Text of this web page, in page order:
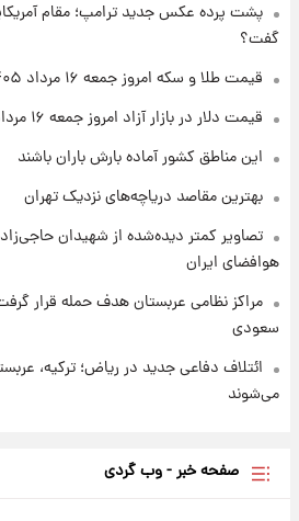
۱ روز پیش
۱ روز پیش
شد
پشت پرده عکس جدید ترامپ؛ مقام
گفت؟
قیمت طلا و سکه امروز جمعه ۱۶ مرداد ۱۴۰۵ +جدول
قیمت دلار در بازار آزاد امروز جمعه ۱۶ مرداد ۱۴۰۵
این مناطق کشور آماده بارش باران باشند
بهترین مقاصد دریاچه‌های نزدیک تهران
تصاویر کمتر دیده‌شده از شهیدان
هوافضای ایران
مراکز نظامی عربستان هدف حمله قرار
سعودی
ائتلاف دفاعی جدید در ریاض؛ ترکیه،
می‌شوند
صفحه خبر - وب گردی